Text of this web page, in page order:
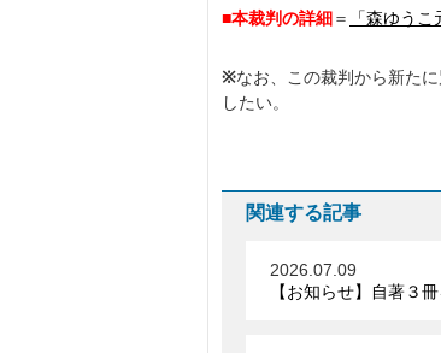
■本裁判の詳細＝ 「森ゆう
※なお、この裁判から新た
したい。
関連する記事
2026.07.09
【お知らせ】自著３